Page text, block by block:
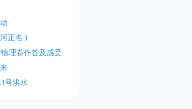
正名:)
理卷作答及感受
号洪水